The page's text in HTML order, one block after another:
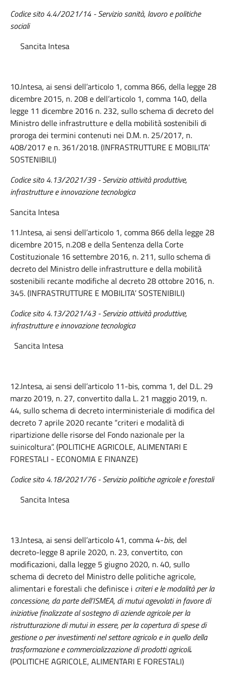
Codice sito 4.4/2021/14 - Servizio sanità, lavoro e politiche
sociali
Sancita Intesa
10.Intesa, ai sensi dell’articolo 1, comma 866, della legge 28
dicembre 2015, n. 208 e dell’articolo 1, comma 140, della
legge 11 dicembre 2016 n. 232, sullo schema di decreto del
Ministro delle infrastrutture e della mobilità sostenibili di
proroga dei termini contenuti nei D.M. n. 25/2017, n.
408/2017 e n. 361/2018. (INFRASTRUTTURE E MOBILITA’
SOSTENIBILI)
Codice sito 4.13/2021/39 - Servizio attività produttive,
infrastrutture e innovazione tecnologica
Sancita Intesa
11.Intesa, ai sensi dell’articolo 1, comma 866 della legge 28
dicembre 2015, n.208 e della Sentenza della Corte
Costituzionale 16 settembre 2016, n. 211, sullo schema di
decreto del Ministro delle infrastrutture e della mobilità
sostenibili recante modifiche al decreto 28 ottobre 2016, n.
345. (INFRASTRUTTURE E MOBILITA’ SOSTENIBILI)
Codice sito 4.13/2021/43 - Servizio attività produttive,
infrastrutture e innovazione tecnologica
Sancita Intesa
12.Intesa, ai sensi dell’articolo 11-bis, comma 1, del D.L. 29
marzo 2019, n. 27, convertito dalla L. 21 maggio 2019, n.
44, sullo schema di decreto interministeriale di modifica del
decreto 7 aprile 2020 recante “criteri e modalità di
ripartizione delle risorse del Fondo nazionale per la
suinicoltura”. (POLITICHE AGRICOLE, ALIMENTARI E
FORESTALI - ECONOMIA E FINANZE)
Codice sito 4.18/2021/76- Servizio politiche agricole e forestali
Sancita Intesa
13.Intesa, ai sensi dell’articolo 41, comma 4-bis, del
decreto-legge 8 aprile 2020, n. 23, convertito, con
modificazioni, dalla legge 5 giugno 2020, n. 40, sullo
schema di decreto del Ministro delle politiche agricole,
alimentari e forestali che definisce i criteri e le modalità per la
concessione, da parte dell’ISMEA, di mutui agevolati in favore di
iniziative finalizzate al sostegno di aziende agricole per la
ristrutturazione di mutui in essere, per la copertura di spese di
gestione o per investimenti nel settore agricolo e in quello della
trasformazione e commercializzazione di prodotti agricoli.
(POLITICHE AGRICOLE, ALIMENTARI E FORESTALI)